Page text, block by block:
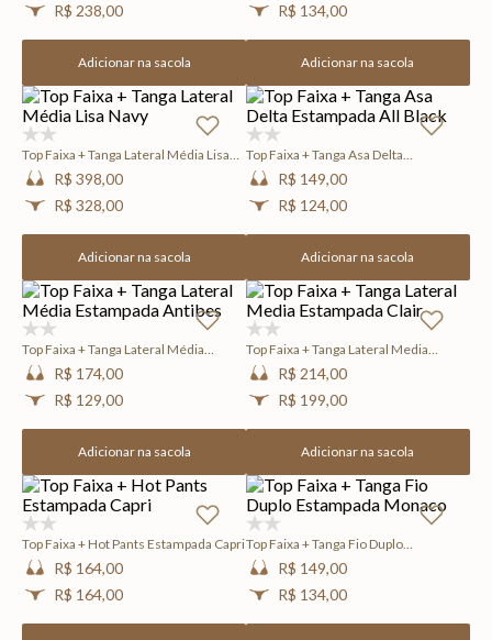
R$ 238,00
Adicionar na sacola
R$ 134,00
Adicionar na sacola
Top Faixa + Tanga Lateral Média Lisa
Navy
R$ 398,00
R$ 328,00
Adicionar na sacola
Top Faixa + Tanga Asa Delta
Estampada All Black
R$ 149,00
R$ 124,00
Adicionar na sacola
Top Faixa + Tanga Lateral Média
Estampada Antibes
R$ 174,00
R$ 129,00
Adicionar na sacola
Top Faixa + Tanga Lateral Media
Estampada Clair
R$ 214,00
R$ 199,00
Adicionar na sacola
Top Faixa + Hot Pants Estampada Capri
R$ 164,00
R$ 164,00
Top Faixa + Tanga Fio Duplo
Estampada Monaco
R$ 149,00
R$ 134,00